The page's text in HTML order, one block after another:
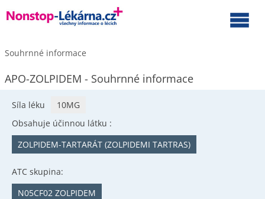
Souhrnné informace
APO-ZOLPIDEM - Souhrnné informace
Síla léku
10MG
Obsahuje účinnou látku :
ZOLPIDEM-TARTARÁT (ZOLPIDEMI TARTRAS)
ATC skupina:
N05CF02 ZOLPIDEM